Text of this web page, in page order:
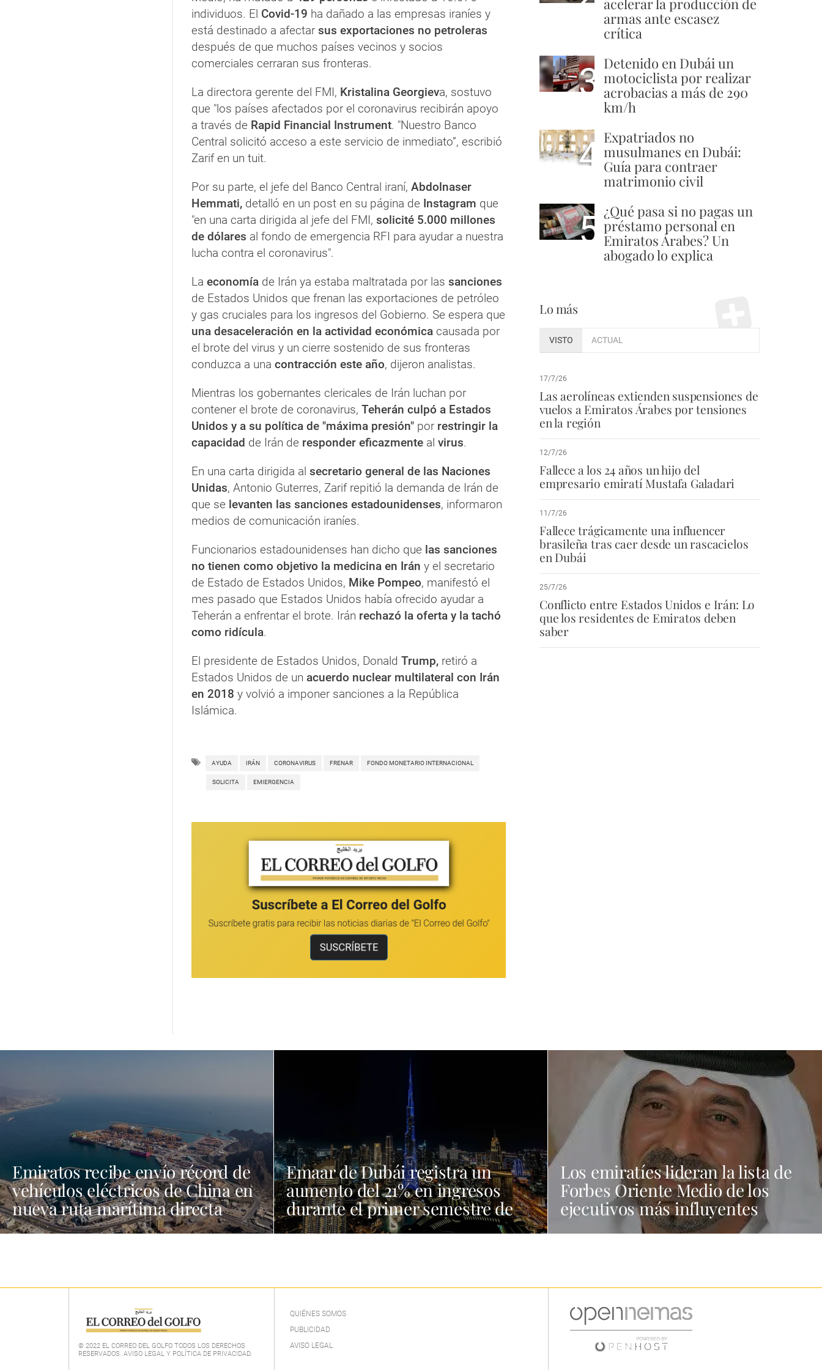
individuos. El Covid-19 ha dañado a las empresas iraníes y
está destinado a afectar sus exportaciones no petroleras
después de que muchos países vecinos y socios
comerciales cerraran sus fronteras.
La directora gerente del FMI, Kristalina Georgieva, sostuvo
que "los países afectados por el coronavirus recibirán apoyo
a través de Rapid Financial Instrument. "Nuestro Banco
Central solicitó acceso a este servicio de inmediato”, escribió
Zarif en un tuit.
Por su parte, el jefe del Banco Central iraní, Abdolnaser
Hemmati, detalló en un post en su página de Instagram que
"en una carta dirigida al jefe del FMI, solicité 5.000 millones
de dólares al fondo de emergencia RFI para ayudar a nuestra
lucha contra el coronavirus".
La economía de Irán ya estaba maltratada por las sanciones
de Estados Unidos que frenan las exportaciones de petróleo
y gas cruciales para los ingresos del Gobierno. Se espera que
una desaceleración en la actividad económica causada por
el brote del virus y un cierre sostenido de sus fronteras
conduzca a una contracción este año, dijeron analistas.
Mientras los gobernantes clericales de Irán luchan por
contener el brote de coronavirus, Teherán culpó a Estados
Unidos y a su política de "máxima presión" por restringir la
capacidad de Irán de responder eficazmente al virus.
En una carta dirigida al secretario general de las Naciones
Unidas, Antonio Guterres, Zarif repitió la demanda de Irán de
que se levanten las sanciones estadounidenses, informaron
medios de comunicación iraníes.
Funcionarios estadounidenses han dicho que las sanciones
no tienen como objetivo la medicina en Irán y el secretario
de Estado de Estados Unidos, Mike Pompeo, manifestó el
mes pasado que Estados Unidos había ofrecido ayudar a
Teherán a enfrentar el brote. Irán rechazó la oferta y la tachó
como ridícula.
El presidente de Estados Unidos, Donald Trump, retiró a
Estados Unidos de un acuerdo nuclear multilateral con Irán
en 2018 y volvió a imponer sanciones a la República
Islámica.
AYUDA IRÁN CORONAVIRUS FRENAR FONDO MONETARIO INTERNACIONAL
SOLICITA EMIERGENCIA
acelerar la producción de
armas ante escasez
crítica
3 Detenido en Dubái un
motociclista por realizar
acrobacias a más de 290
km/h
4 Expatriados no
musulmanes en Dubái:
Guía para contraer
matrimonio civil
5 ¿Qué pasa si no pagas un
préstamo personal en
Emiratos Árabes? Un
abogado lo explica
Lo más
VISTO ACTUAL
17/7/26
Las aerolíneas extienden suspensiones de
vuelos a Emiratos Árabes por tensiones
en la región
12/7/26
Fallece a los 24 años un hijo del
empresario emiratí Mustafa Galadari
11/7/26
Fallece trágicamente una influencer
brasileña tras caer desde un rascacielos
en Dubái
25/7/26
Conflicto entre Estados Unidos e Irán: Lo
que los residentes de Emiratos deben
saber
Emiratos recibe envío récord de
vehículos eléctricos de China en
nueva ruta marítima directa
Emaar de Dubái registra un
aumento del 21% en ingresos
durante el primer semestre de
2026
Los emiratíes lideran la lista de
Forbes Oriente Medio de los
ejecutivos más influyentes
© 2022 EL CORREO DEL GOLFO TODOS LOS DERECHOS
RESERVADOS. AVISO LEGAL Y POLÍTICA DE PRIVACIDAD.
QUIÉNES SOMOS
PUBLICIDAD
AVISO LEGAL